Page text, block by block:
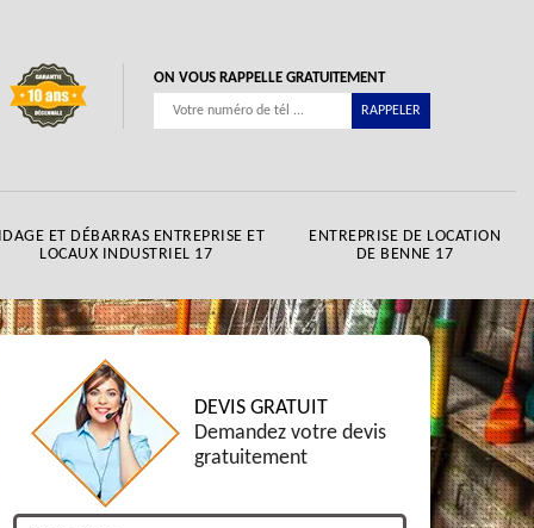
ON VOUS RAPPELLE GRATUITEMENT
ET DÉBARRAS ENTREPRISE ET
LOCAUX INDUSTRIEL 17
ENTREPRISE DE LOCATION
DE BENNE 17
DEVIS GRATUIT
Demandez votre devis
gratuitement